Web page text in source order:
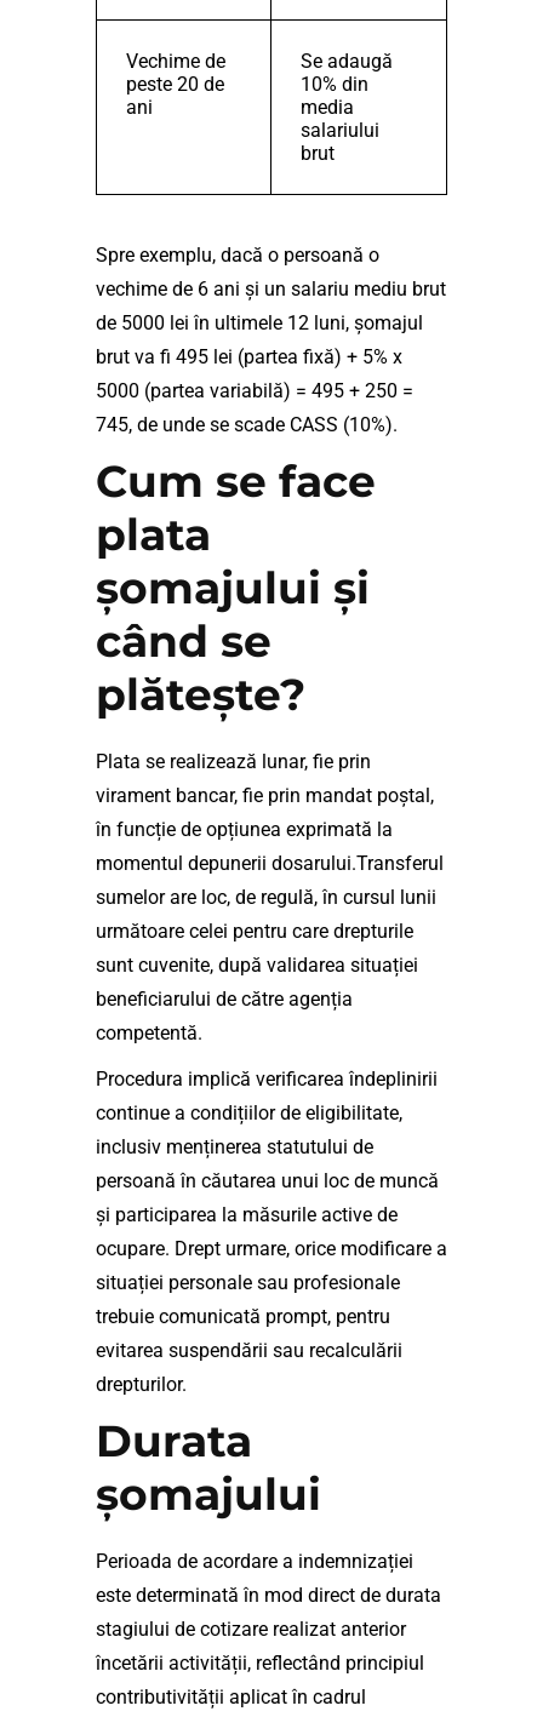
Vechime de
peste 20 de
ani
Se adaugă
10% din
media
salariului
brut
Spre exemplu, dacă o persoană o
vechime de 6 ani și un salariu mediu brut
de 5000 lei în ultimele 12 luni, șomajul
brut va fi 495 lei (partea fixă) + 5% x
5000 (partea variabilă) = 495 + 250 =
745, de unde se scade CASS (10%).
Cum se face
plata
șomajului și
când se
plătește?
Plata se realizează lunar, fie prin
virament bancar, fie prin mandat poștal,
în funcție de opțiunea exprimată la
momentul depunerii dosarului.Transferul
sumelor are loc, de regulă, în cursul lunii
următoare celei pentru care drepturile
sunt cuvenite, după validarea situației
beneficiarului de către agenția
competentă.
Procedura implică verificarea îndeplinirii
continue a condițiilor de eligibilitate,
inclusiv menținerea statutului de
persoană în căutarea unui loc de muncă
și participarea la măsurile active de
ocupare. Drept urmare, orice modificare a
situației personale sau profesionale
trebuie comunicată prompt, pentru
evitarea suspendării sau recalculării
drepturilor.
Durata
șomajului
Perioada de acordare a indemnizației
este determinată în mod direct de durata
stagiului de cotizare realizat anterior
încetării activității, reflectând principiul
contributivității aplicat în cadrul